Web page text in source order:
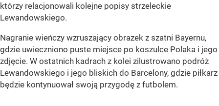
którzy relacjonowali kolejne popisy strzeleckie
Lewandowskiego.
Nagranie wieńczy wzruszający obrazek z szatni Bayernu,
gdzie uwieczniono puste miejsce po koszulce Polaka i jego
zdjęcie. W ostatnich kadrach z kolei zilustrowano podróż
Lewandowskiego i jego bliskich do Barcelony, gdzie piłkarz
będzie kontynuował swoją przygodę z futbolem.